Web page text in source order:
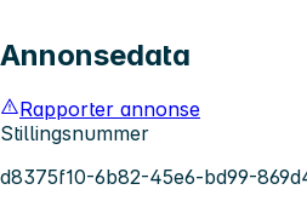
Annonsedata
Rapporter annonse
Stillingsnummer
d8375f10-6b82-45e6-bd99-